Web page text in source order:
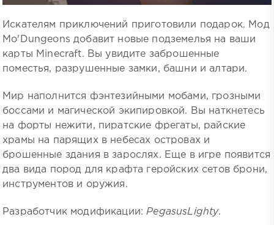
Искателям приключений приготовили подарок. Мод
Mo'Dungeons добавит новые подземелья на ваши
карты Minecraft. Вы увидите заброшенные
поместья, разрушенные замки, башни и алтари.
Мир наполнится фэнтезийными мобами, грозными
боссами и магической экипировкой. Вы наткнетесь
на форты нежити, пиратские фрегаты, райские
храмы на парящих в небесах островах и
брошенные здания в зарослях. Еще в игре появится
два вида пород для крафта геройских сетов брони,
инструментов и оружия.
Разработчик модификации:PegasusLighty.